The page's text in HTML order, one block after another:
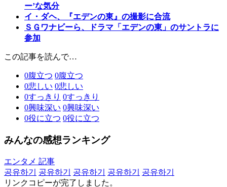
ー’な気分
イ・ダヘ、『エデンの東』の撮影に合流
ＳＧワナビーら、ドラマ「エデンの東」のサントラに
参加
この記事を読んで…
0腹立つ 0腹立つ
0悲しい 0悲しい
0すっきり 0すっきり
0興味深い 0興味深い
0役に立つ 0役に立つ
みんなの感想ランキング
エンタメ 記事
공유하기
공유하기 공유하기 공유하기
공유하기
リンクコピーが完了しました。